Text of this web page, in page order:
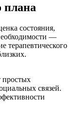
плана
состояния,
—
терапевтического
простых
связей.